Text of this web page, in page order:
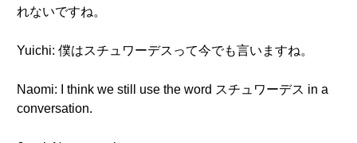
れないですね。
Yuichi: 僕はスチュワーデスって今でも言いますね。
Naomi: I think we still use the word スチュワーデス in a
conversation.